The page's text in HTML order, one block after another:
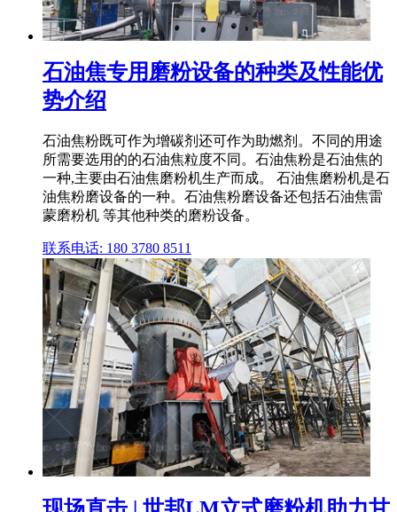
石油焦专用磨粉设备的种类及性能优
势介绍
石油焦粉既可作为增碳剂还可作为助燃剂。不同的用途
所需要选用的的石油焦粒度不同。石油焦粉是石油焦的
一种,主要由石油焦磨粉机生产而成。 石油焦磨粉机是石
油焦粉磨设备的一种。石油焦粉磨设备还包括石油焦雷
蒙磨粉机 等其他种类的磨粉设备。
联系电话: 180 3780 8511